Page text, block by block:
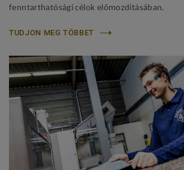
fenntarthatósági célok előmozdításában.
TUDJON MEG TÖBBET